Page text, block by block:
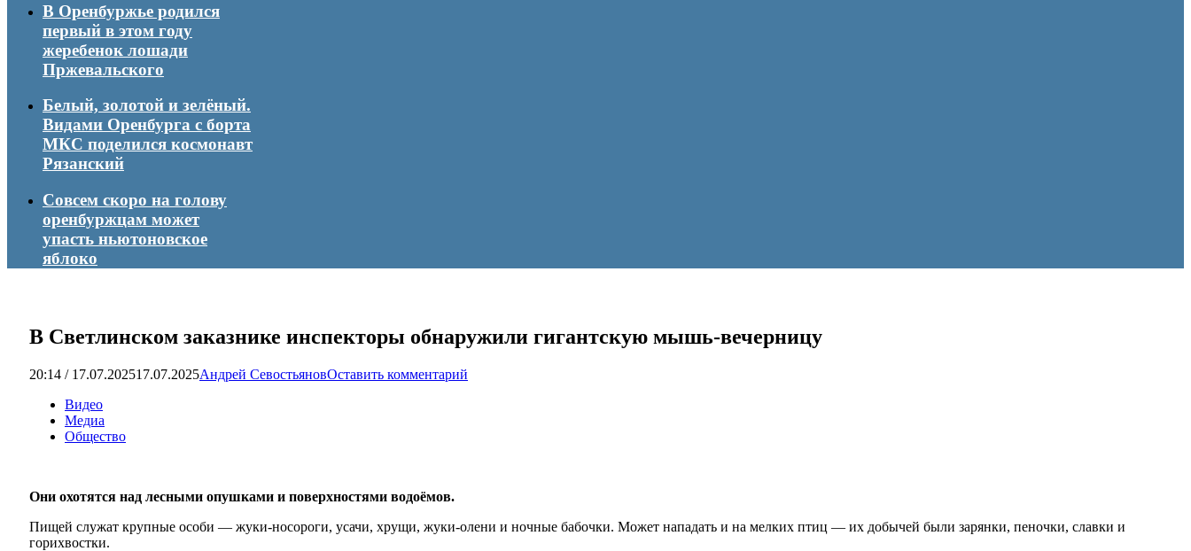
В Оренбуржье родился
первый в этом году
жеребенок лошади
Пржевальского
Белый, золотой и зелёный.
Видами Оренбурга с борта
МКС поделился космонавт
Рязанский
Совсем скоро на голову
оренбуржцам может
упасть ньютоновское
яблоко
В Светлинском заказнике инспекторы обнаружили гигантскую мышь-вечерницу
20:14 / 17.07.202517.07.2025Андрей СевостьяновОставить комментарий
Видео
Медиа
Общество
Они охотятся над лесными опушками и поверхностями водоёмов.
Пищей служат крупные особи — жуки-носороги, усачи, хрущи, жуки-олени и ночные бабочки. Может нападать и на мелких птиц — их добычей были зарянки, пеночки, славки и
горихвостки.